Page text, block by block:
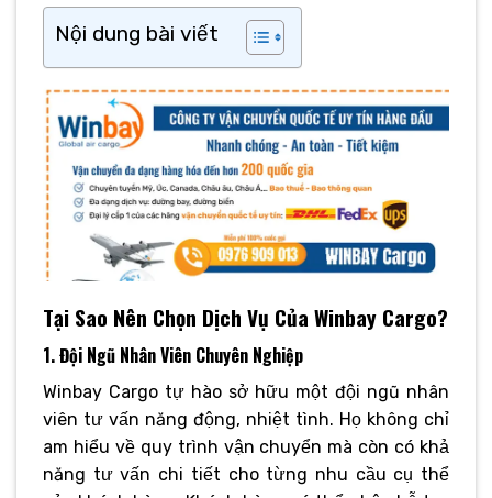
Nội dung bài viết
Tại Sao Nên Chọn Dịch Vụ Của Winbay Cargo?
1. Đội Ngũ Nhân Viên Chuyên Nghiệp
Winbay Cargo tự hào sở hữu một đội ngũ nhân
viên tư vấn năng động, nhiệt tình. Họ không chỉ
am hiểu về quy trình vận chuyển mà còn có khả
năng tư vấn chi tiết cho từng nhu cầu cụ thể